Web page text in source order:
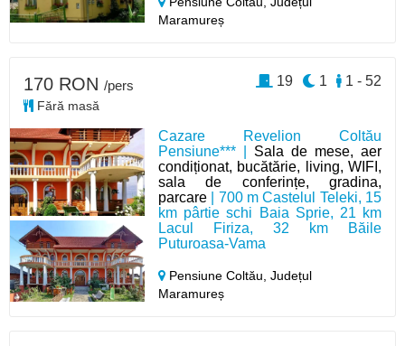
Maramureș
Cazare Revelion Coltău
Pensiune*** | Sala de mese, aer
condiționat, bucătărie, living, WIFI,
sala de conferințe, gradina,
parcare | 700 m Castelul Teleki, 15
km pârtie schi Baia Sprie, 21 km
Lacul Firiza, 32 km Băile
Puturoasa-Vama
Pensiune Coltău,Județul
Maramureș
170 RON /pers
Fără masă
1 - 52
1
19